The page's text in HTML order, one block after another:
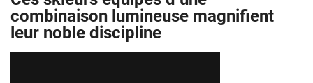
combinaison lumineuse magnifient
leur noble discipline